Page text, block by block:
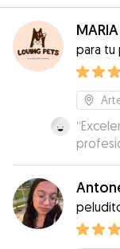
para tu
“
ella. La